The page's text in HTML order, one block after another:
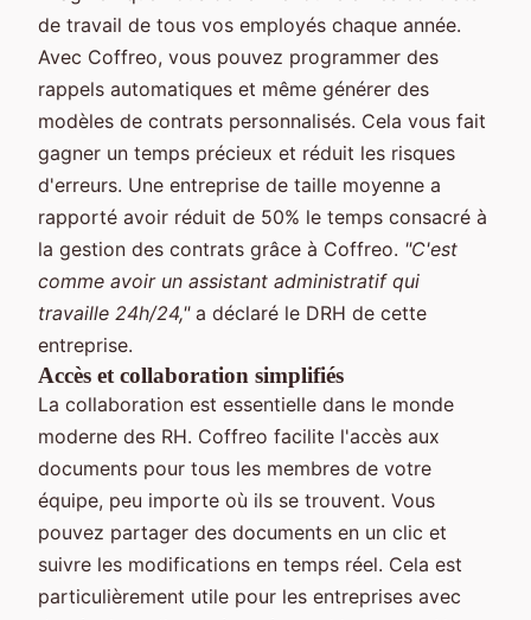
de travail de tous vos employés chaque année.
Avec Coffreo, vous pouvez programmer des
rappels automatiques et même générer des
modèles de contrats personnalisés. Cela vous fait
gagner un temps précieux et réduit les risques
d'erreurs. Une entreprise de taille moyenne a
rapporté avoir réduit de 50% le temps consacré à
la gestion des contrats grâce à Coffreo. "C'est
comme avoir un assistant administratif qui
travaille 24h/24,"a déclaré le DRH de cette
entreprise.
Accès et collaboration simplifiés
La collaboration est essentielle dans le monde
moderne des RH. Coffreo facilite l'accès aux
documents pour tous les membres de votre
équipe, peu importe où ils se trouvent. Vous
pouvez partager des documents en un clic et
suivre les modifications en temps réel. Cela est
particulièrement utile pour les entreprises avec